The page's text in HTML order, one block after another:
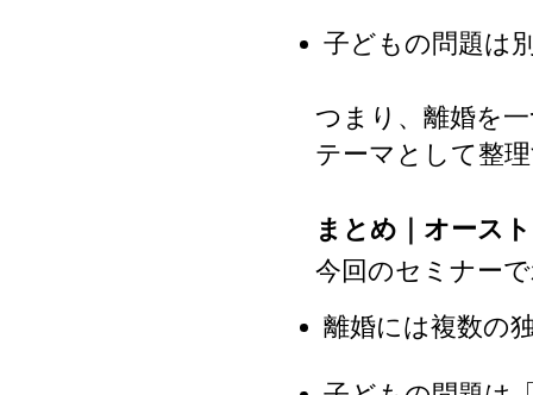
子どもの問題は
つまり、離婚を
テーマとして整
まとめ｜オース
今回のセミナー
離婚には複数の